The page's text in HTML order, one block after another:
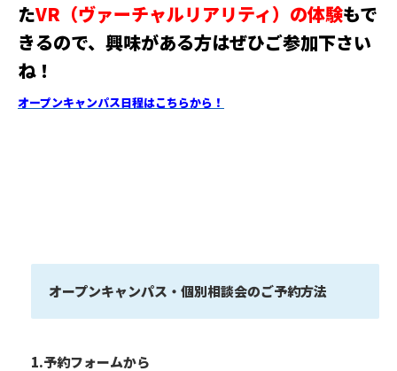
たVR（ヴァーチャルリアリティ）の体験もで
きるので、興味がある方はぜひご参加下さい
ね！
オープンキャンパス日程はこちらから！
オープンキャンパス・個別相談会のご予約方法
1.予約フォームから